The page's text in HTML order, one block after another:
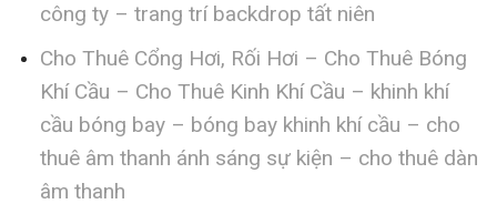
công ty – trang trí backdrop tất niên
Cho Thuê Cổng Hơi, Rối Hơi – Cho Thuê Bóng
Khí Cầu – Cho Thuê Kinh Khí Cầu – khinh khí
cầu bóng bay – bóng bay khinh khí cầu – cho
thuê âm thanh ánh sáng sự kiện – cho thuê dàn
âm thanh